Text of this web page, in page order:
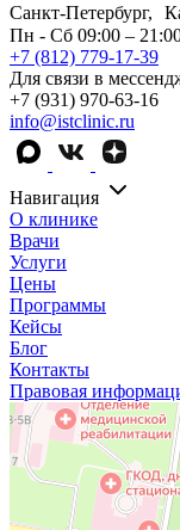
Санкт-Петербург,
Пн - Сб 09:00 –
+7 (812) 779-17-39
Для связи в
+7 (931) 970-63-16
info@istclinic.ru
Навигация
О клинике
Врачи
Услуги
Цены
Программы
Кейсы
Блог
Контакты
Правовая